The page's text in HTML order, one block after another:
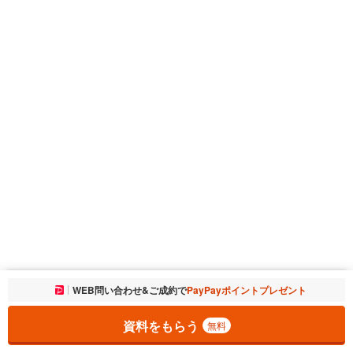
お気に入りに追加しました。 一覧を開く
WEB問い合わせ&ご成約でPayPayポイントプレゼント
資料をもらう 無料